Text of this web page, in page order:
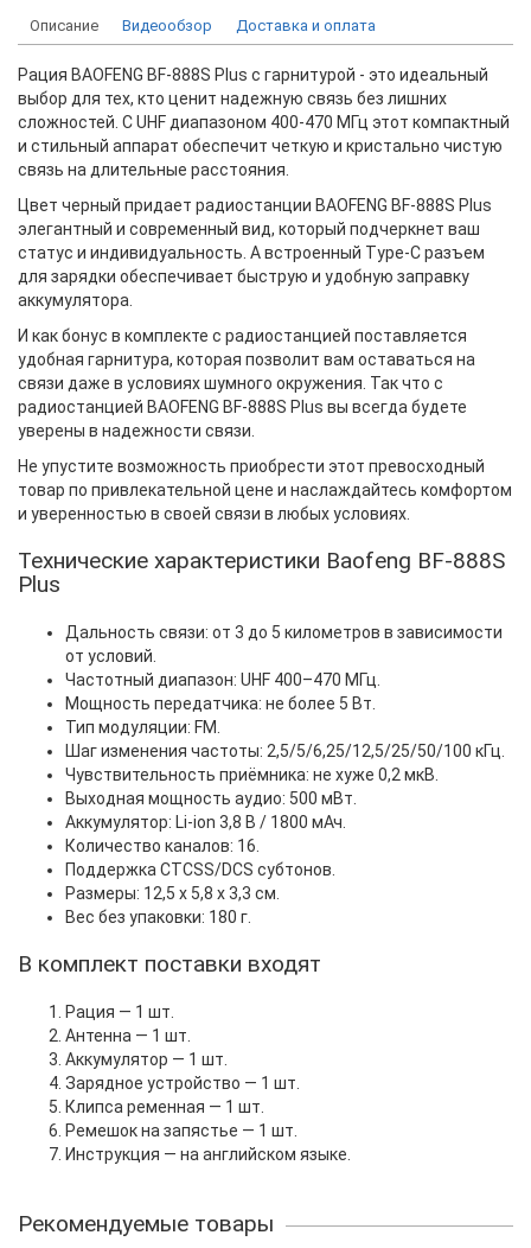
Описание Видеообзор Доставка и оплата
Рация BAOFENG BF-888S Plus с гарнитурой - это идеальный
выбор для тех, кто ценит надежную связь без лишних
сложностей. С UHF диапазоном 400-470 МГц этот компактный
и стильный аппарат обеспечит четкую и кристально чистую
связь на длительные расстояния.
Цвет черный придает радиостанции BAOFENG BF-888S Plus
элегантный и современный вид, который подчеркнет ваш
статус и индивидуальность. А встроенный Type-C разъем
для зарядки обеспечивает быструю и удобную заправку
аккумулятора.
И как бонус в комплекте с радиостанцией поставляется
удобная гарнитура, которая позволит вам оставаться на
связи даже в условиях шумного окружения. Так что с
радиостанцией BAOFENG BF-888S Plus вы всегда будете
уверены в надежности связи.
Не упустите возможность приобрести этот превосходный
товар по привлекательной цене и наслаждайтесь комфортом
и уверенностью в своей связи в любых условиях.
Технические характеристики Baofeng BF-888S
Plus
Дальность связи: от 3 до 5 километров в зависимости
от условий.
Частотный диапазон: UHF 400–470 МГц.
Мощность передатчика: не более 5 Вт.
Тип модуляции: FM.
Шаг изменения частоты: 2,5/5/6,25/12,5/25/50/100 кГц.
Чувствительность приёмника: не хуже 0,2 мкВ.
Выходная мощность аудио: 500 мВт.
Аккумулятор: Li-ion 3,8 В / 1800 мАч.
Количество каналов: 16.
Поддержка CTCSS/DCS субтонов.
Размеры: 12,5 x 5,8 x 3,3 см.
Вес без упаковки: 180 г.
В комплект поставки входят
Рация — 1 шт.
Антенна — 1 шт.
Аккумулятор — 1 шт.
Зарядное устройство — 1 шт.
Клипса ременная — 1 шт.
Ремешок на запястье — 1 шт.
Инструкция — на английском языке.
Рекомендуемые товары